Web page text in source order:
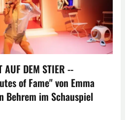
AUF DEM STIER --
of Fame" von Emma
Behrem im Schauspiel